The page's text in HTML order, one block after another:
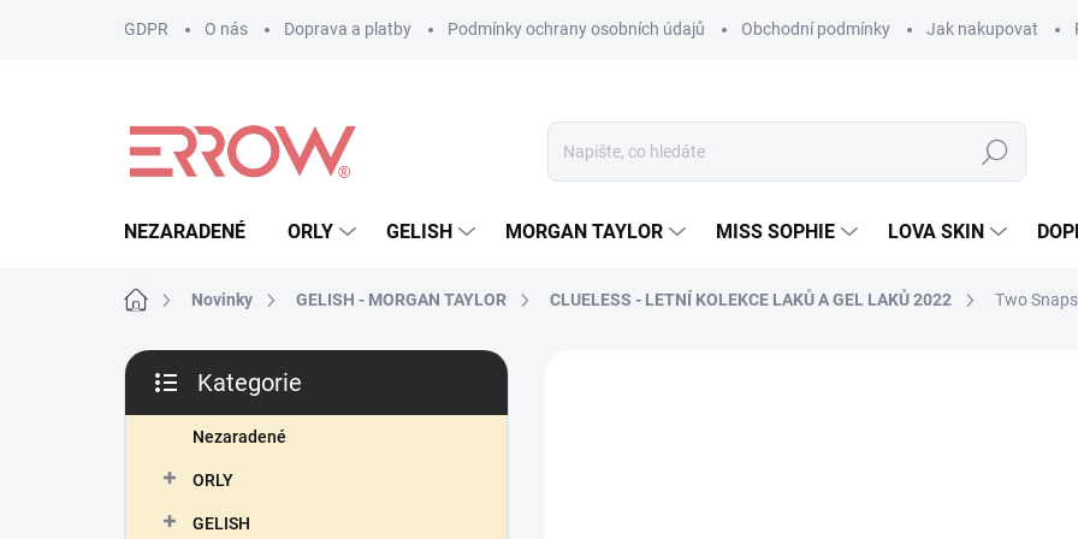
GDPR O nás Doprava a platby Podmínky ochrany osobních údajů Obchodní podmínky Jak nakupovat
Hledat
NEZARADENÉ ORLY GELISH MORGAN TAYLOR MISS SOPHIE LOVA SKIN
Domů Novinky GELISH - MORGAN TAYLOR CLUELESS - LETNÍ KOLEKCE LAKŮ A GEL LAKŮ 2022 Two
P
s
kategorie
Kategorie
Nezaradené
ORLY
GELISH